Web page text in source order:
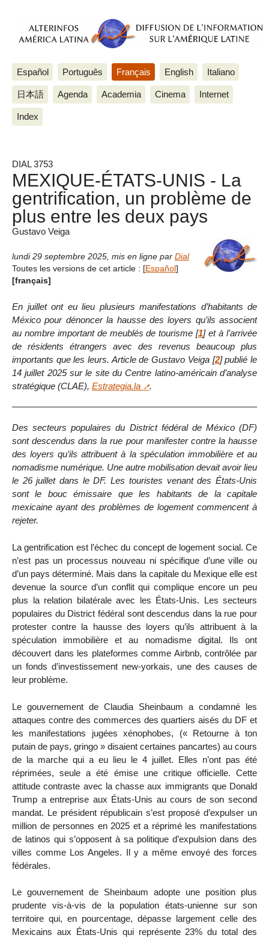
Español Português Français English Italiano
日本語 Agenda Academia Cinema Internet
Index
DIAL 3753
MEXIQUE-ÉTATS-UNIS - La
gentrification, un problème de
plus entre les deux pays
Gustavo Veiga
lundi 29 septembre 2025 mis en ligne par Dial
Toutes les versions de cet article : [Español]
[français]
En juillet ont eu lieu plusieurs manifestations d’habitants de
México pour dénoncer la hausse des loyers qu’ils associent
au nombre important de meublés de tourisme [1]et à l’arrivée
de résidents étrangers avec des revenus beaucoup plus
importants que les leurs. Article de Gustavo Veiga[2]publié le
14 juillet 2025 sur le site du Centre latino-américain d’analyse
stratégique (CLAE), Estrategia.la .
Des secteurs populaires du District fédéral de México (DF)
sont descendus dans la rue pour manifester contre la hausse
des loyers qu’ils attribuent à la spéculation immobilière et au
nomadisme numérique. Une autre mobilisation devait avoir lieu
le 26 juillet dans le DF. Les touristes venant des États-Unis
sont le bouc émissaire que les habitants de la capitale
mexicaine ayant des problèmes de logement commencent à
rejeter.
La gentrification est l’échec du concept de logement social. Ce
n’est pas un processus nouveau ni spécifique d’une ville ou
d’un pays déterminé. Mais dans la capitale du Mexique elle est
devenue la source d’un conflit qui complique encore un peu
plus la relation bilatérale avec les États-Unis. Les secteurs
populaires du District fédéral sont descendus dans la rue pour
protester contre la hausse des loyers qu’ils attribuent à la
spéculation immobilière et au nomadisme digital. Ils ont
découvert dans les plateformes comme Airbnb, contrôlée par
un fonds d’investissement new-yorkais, une des causes de
leur problème.
Le gouvernement de Claudia Sheinbaum a condamné les
attaques contre des commerces des quartiers aisés du DF et
les manifestations jugées xénophobes, (« Retourne à ton
putain de pays, gringo » disaient certaines pancartes) au cours
de la marche qui a eu lieu le 4 juillet. Elles n’ont pas été
réprimées, seule a été émise une critique officielle. Cette
attitude contraste avec la chasse aux immigrants que Donald
Trump a entreprise aux États-Unis au cours de son second
mandat. Le président républicain s’est proposé d’expulser un
million de personnes en 2025 et a réprimé les manifestations
de latinos qui s’opposent à sa politique d’expulsion dans des
villes comme Los Angeles. Il y a même envoyé des forces
fédérales.
Le gouvernement de Sheinbaum adopte une position plus
prudente vis-à-vis de la population états-unienne sur son
territoire qui, en pourcentage, dépasse largement celle des
Mexicains aux États-Unis qui représente 23% du total des